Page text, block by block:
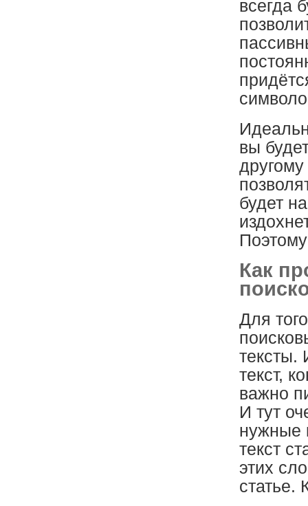
всегда
вы
будет
Как
Для
тексты.
текст,
важно
И тут
нужные
текст
этих
статье.